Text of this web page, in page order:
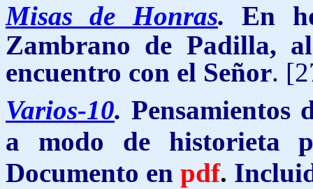
Misas de Honras.En
Zambrano de Padilla,
encuentro con el Señor.
Varios-10. Pensamientos
a modo de historieta
Documento en pdf.